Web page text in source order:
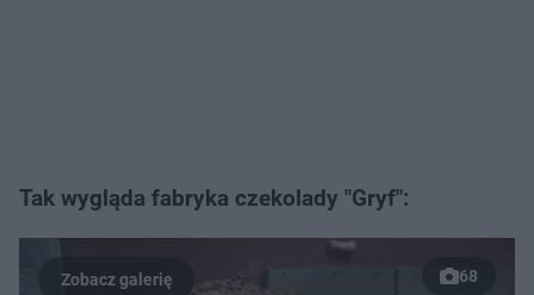
Tak wygląda fabryka czekolady "Gryf":
68